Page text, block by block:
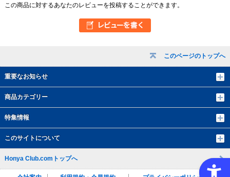
このページのトップへ
重要なお知らせ
商品カテゴリー
特集情報
このサイトについて
この商品に対するあなたのレビューを投稿することができます。
Honya Club.comトップへ